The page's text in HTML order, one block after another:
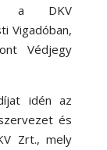
a DKV
Vigadóban,
Védjegy
idén az
és
Zrt., mely